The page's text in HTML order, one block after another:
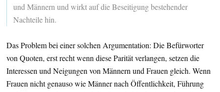
und Männern und wirkt auf die Beseitigung bestehender
Nachteile hin.
Das Problem bei einer solchen Argumentation: Die Befürworter
von Quoten, erst recht wenn diese Parität verlangen, setzen die
Interessen und Neigungen von Männern und Frauen gleich. Wenn
Frauen nicht genauso wie Männer nach Öffentlichkeit, Führung